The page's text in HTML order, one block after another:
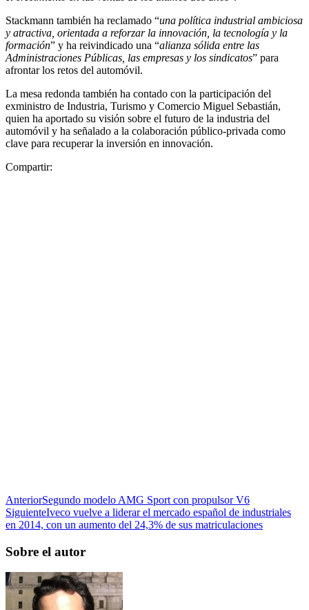
Stackmann también ha reclamado “una política industrial ambiciosa
y atractiva, orientada a reforzar la innovación, la tecnología y la
formación” y ha reivindicado una “alianza sólida entre las
Administraciones Públicas, las empresas y los sindicatos” para
afrontar los retos del automóvil.
La mesa redonda también ha contado con la participación del
exministro de Industria, Turismo y Comercio Miguel Sebastián,
quien ha aportado su visión sobre el futuro de la industria del
automóvil y ha señalado a la colaboración público-privada como
clave para recuperar la inversión en innovación.
Compartir:
AnteriorSegundo modelo AMG Sport con propulsor V6
SiguienteIveco vuelve a liderar el mercado español de industriales
en 2014, con un aumento del 24,3% de sus matriculaciones
Sobre el autor